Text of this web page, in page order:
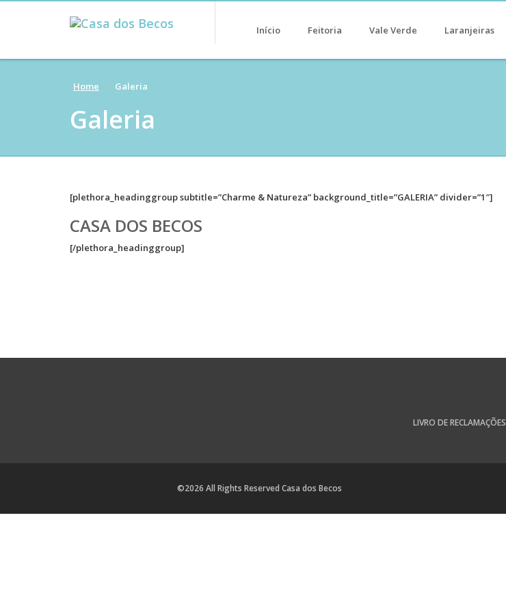
Início Feitoria Vale Verde Laranjeiras
Home Galeria
Galeria
[plethora_headinggroup subtitle=”Charme & Natureza” background_title=”GALERIA” divider=”1″]
CASA DOS BECOS
[/plethora_headinggroup]
LIVRO DE RECLAMAÇÕES
©2026 All Rights Reserved Casa dos Becos